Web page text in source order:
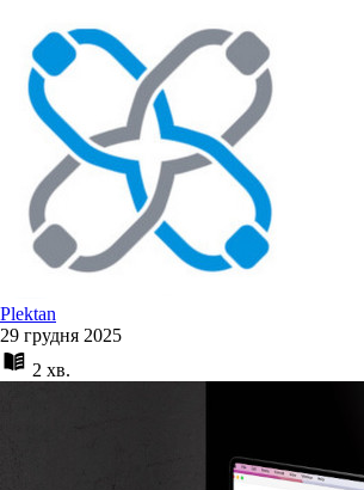
Plektan
29 грудня 2025
2 хв.